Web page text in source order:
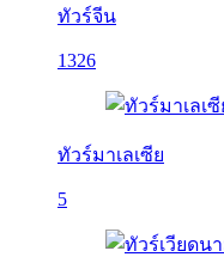
ทัวร์จีน
1326
ทัวร์มาเลเซีย
5